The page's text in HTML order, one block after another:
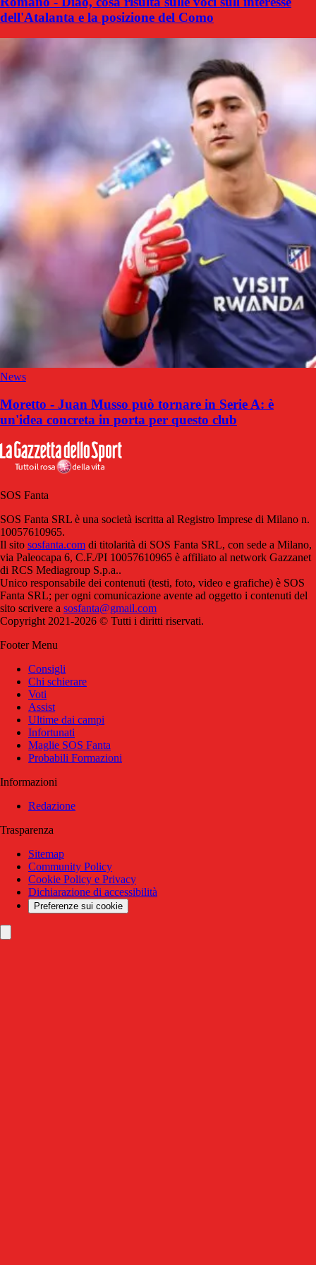
dell'Atalanta e la posizione del Como
News
Moretto - Juan Musso può tornare in Serie A: è
un'idea concreta in porta per questo club
SOS Fanta
SOS Fanta SRL è una società iscritta al Registro Imprese di Milano n.
10057610965.
Il sito sosfanta.com di titolarità di SOS Fanta SRL, con sede a Milano,
via Paleocapa 6, C.F./PI 10057610965 è affiliato al network Gazzanet
di RCS Mediagroup S.p.a..
Unico responsabile dei contenuti (testi, foto, video e grafiche) è SOS
Fanta SRL; per ogni comunicazione avente ad oggetto i contenuti del
sito scrivere a sosfanta@gmail.com
Copyright 2021-2026 © Tutti i diritti riservati.
Footer Menu
Consigli
Chi schierare
Voti
Assist
Ultime dai campi
Infortunati
Maglie SOS Fanta
Probabili Formazioni
Informazioni
Redazione
Trasparenza
Sitemap
Community Policy
Cookie Policy e Privacy
Dichiarazione di accessibilità
Preferenze sui cookie